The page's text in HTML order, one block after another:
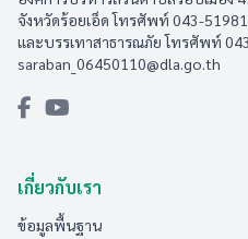
จังหวัดร้อยเอ็ด โทรศัพท์ 043-
และบรรเทาสาธารณภัย โทรศัพท์
saraban_06450110@dla.go.th
เกี่ยวกับเรา
ข้อมูลพื้นฐาน